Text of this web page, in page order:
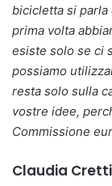
bicicletta si
prima volta
esiste solo se ci
possiamo
resta solo sulla
vostre idee,
Commissione
Claudia